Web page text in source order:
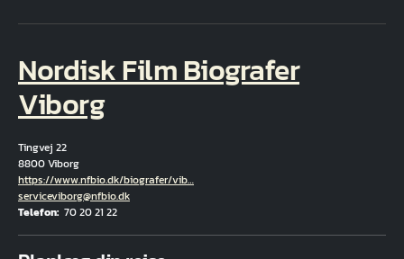
Nordisk Film Biografer
Viborg
Tingvej 22
8800 Viborg
Hjemmeside
https://www.nfbio.dk/biografer/vib…
E-mail
serviceviborg@nfbio.dk
Telefon 70 20 21 22